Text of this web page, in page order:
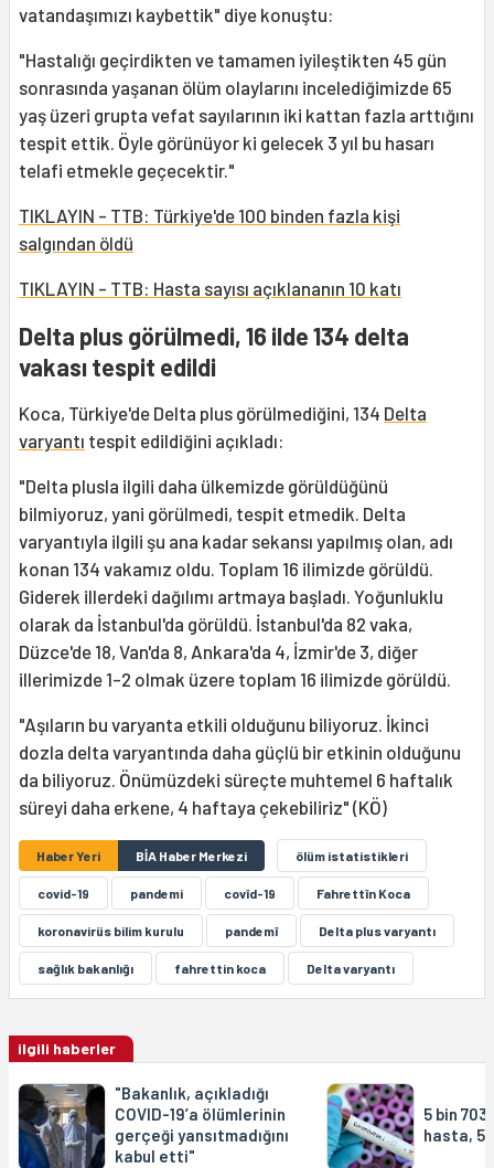
vatandaşımızı kaybettik" diye konuştu:
"Hastalığı geçirdikten ve tamamen iyileştikten 45 gün
sonrasında yaşanan ölüm olaylarını incelediğimizde 65
yaş üzeri grupta vefat sayılarının iki kattan fazla arttığını
tespit ettik. Öyle görünüyor ki gelecek 3 yıl bu hasarı
telafi etmekle geçecektir."
TIKLAYIN - TTB: Türkiye'de 100 binden fazla kişi
salgından öldü
TIKLAYIN - TTB: Hasta sayısı açıklananın 10 katı
Delta plus görülmedi, 16 ilde 134 delta
vakası tespit edildi
Koca, Türkiye'de Delta plus görülmediğini, 134 Delta
varyantı tespit edildiğini açıkladı:
"Delta plusla ilgili daha ülkemizde görüldüğünü
bilmiyoruz, yani görülmedi, tespit etmedik. Delta
varyantıyla ilgili şu ana kadar sekansı yapılmış olan, adı
konan 134 vakamız oldu. Toplam 16 ilimizde görüldü.
Giderek illerdeki dağılımı artmaya başladı. Yoğunluklu
olarak da İstanbul'da görüldü. İstanbul'da 82 vaka,
Düzce'de 18, Van'da 8, Ankara'da 4, İzmir'de 3, diğer
illerimizde 1-2 olmak üzere toplam 16 ilimizde görüldü.
"Aşıların bu varyanta etkili olduğunu biliyoruz. İkinci
dozla delta varyantında daha güçlü bir etkinin olduğunu
da biliyoruz. Önümüzdeki süreçte muhtemel 6 haftalık
süreyi daha erkene, 4 haftaya çekebiliriz" (KÖ)
Haber Yeri BİA Haber Merkezi ölüm istatistikleri
covid-19 pandemi covîd-19 Fahrettîn Koca
koronavirüs bilim kurulu pandemî Delta plus varyantı
sağlık bakanlığı fahrettin koca Delta varyantı
ilgili haberler
"Bakanlık, açıkladığı
COVID-19’a ölümlerinin
gerçeği yansıtmadığını
kabul etti"
5 bin
hasta,